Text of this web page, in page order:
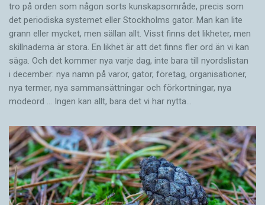
tro på orden som någon sorts kunskapsområde, precis som
det periodiska systemet eller Stockholms gator. Man kan lite
grann eller mycket, men sällan allt. Visst finns det likheter, men
skillnaderna är stora. En likhet är att det finns fler ord än vi kan
säga. Och det kommer nya varje dag, inte bara till nyordslistan
i december: nya namn på varor, gator, företag, organisationer,
nya termer, nya samman­sättningar och förkortningar, nya
modeord … Ingen kan allt, bara det vi har nytta…